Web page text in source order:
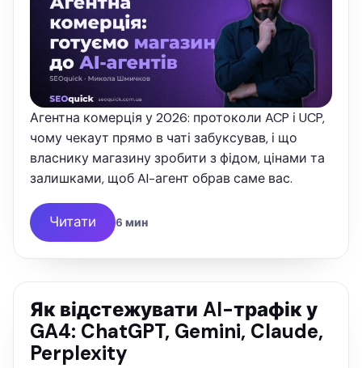
Агентна комерція у 2026: протоколи ACP і UCP,
чому чекаут прямо в чаті забуксував, і що
власнику магазину зробити з фідом, цінами та
залишками, щоб AI-агент обрав саме вас.
Читати 6 мин
Як відстежувати AI-трафік у
GA4: ChatGPT, Gemini, Claude,
Perplexity